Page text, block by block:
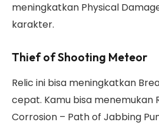
meningkatkan Physical
karakter.
Thief of Shooting Meteor
Relic ini bisa meningkatkan
cepat. Kamu bisa menemukan
Corrosion – Path of Jabbing